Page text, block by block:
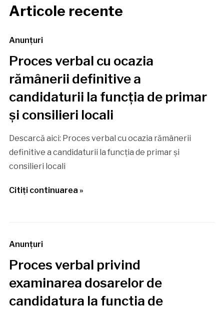
Articole recente
Anunţuri
Proces verbal cu ocazia
rămânerii definitive a
candidaturii la funcția de primar
și consilieri locali
Descarcă aici: Proces verbal cu ocazia rămânerii
definitive a candidaturii la funcția de primar și
consilieri locali
Citiţi continuarea »
Anunţuri
Proces verbal privind
examinarea dosarelor de
candidatura la functia de